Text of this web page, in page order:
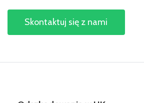
Skontaktuj się z nami